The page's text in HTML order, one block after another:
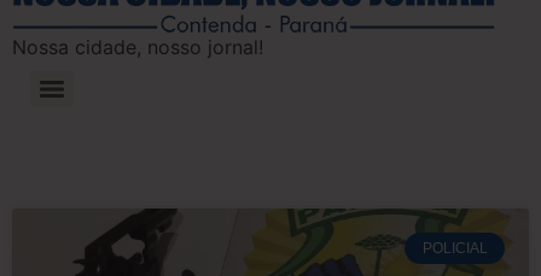
Nossa cidade, nosso jornal!
POLICIAL